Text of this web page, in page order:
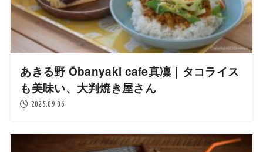
あきる野 Ōbanyaki cafe真凜｜タコライス
も美味い、大判焼き屋さん
2025.09.06